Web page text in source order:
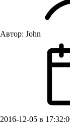
Автор: John
2016-12-05 в